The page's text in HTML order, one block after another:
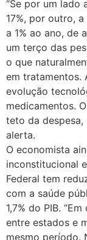
“Se por um lado
17%, por outro,
a 1% ao ano, de
um terço das
o que
em tratamentos.
evolução
medicamentos.
teto da despesa,
alerta.
O economista
inconstitucional
Federal tem
com a saúde
1,7% do PIB.
entre estados e
mesmo período.